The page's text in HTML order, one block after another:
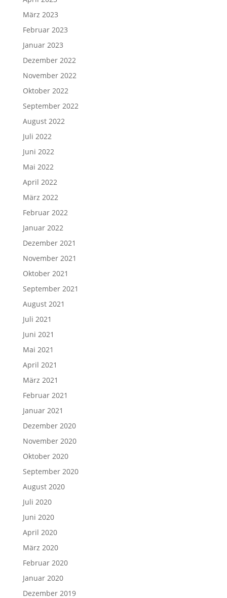
März 2023
Februar 2023
Januar 2023
Dezember 2022
November 2022
Oktober 2022
September 2022
August 2022
Juli 2022
Juni 2022
Mai 2022
April 2022
März 2022
Februar 2022
Januar 2022
Dezember 2021
November 2021
Oktober 2021
September 2021
August 2021
Juli 2021
Juni 2021
Mai 2021
April 2021
März 2021
Februar 2021
Januar 2021
Dezember 2020
November 2020
Oktober 2020
September 2020
August 2020
Juli 2020
Juni 2020
April 2020
März 2020
Februar 2020
Januar 2020
Dezember 2019